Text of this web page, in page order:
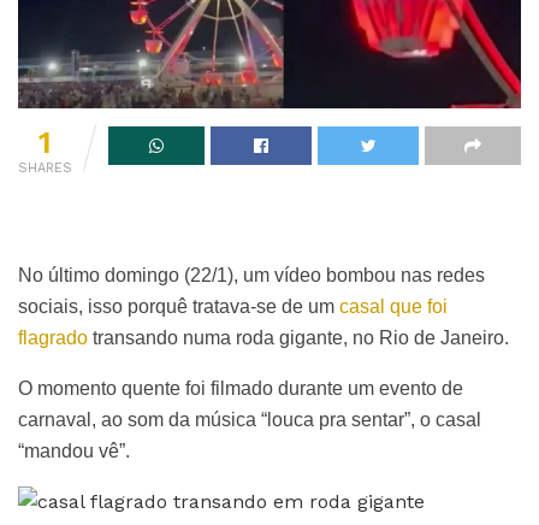
1
SHARES
No último domingo (22/1), um vídeo bombou nas redes
sociais, isso porquê tratava-se de um casal que foi
flagrado transando numa roda gigante, no Rio de Janeiro.
O momento quente foi filmado durante um evento de
carnaval, ao som da música “louca pra sentar”, o casal
“mandou vê”.